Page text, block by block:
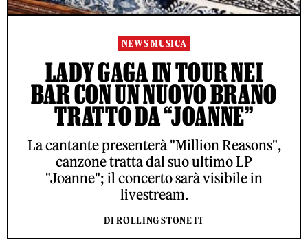
NEWS MUSICA
LADY GAGA IN TOUR NEI
BAR CON UN NUOVO BRANO
TRATTO DA “JOANNE”
La cantante presenterà "Million Reasons",
canzone tratta dal suo ultimo LP
"Joanne"; il concerto sarà visibile in
livestream.
DI ROLLING STONE IT